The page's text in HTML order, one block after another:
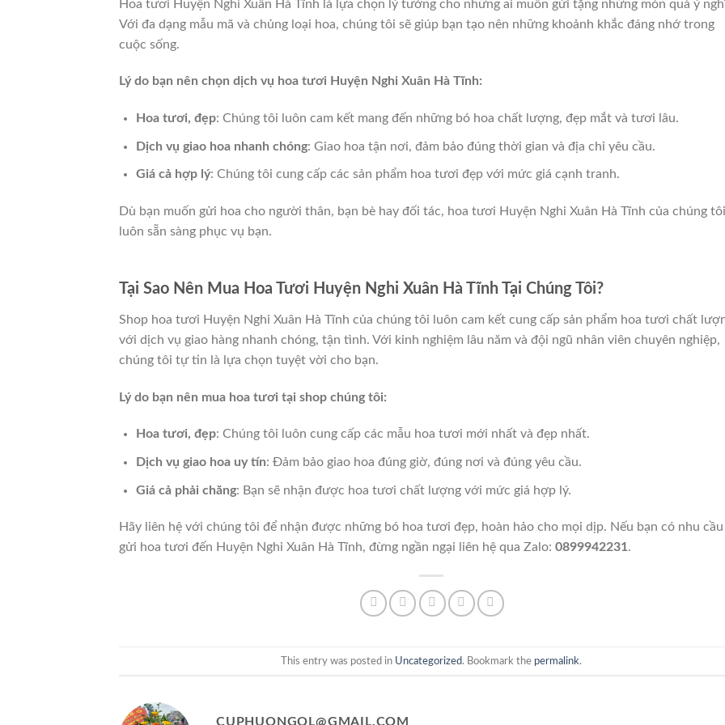
Hoa tươi Huyện Nghi Xuân Hà Tĩnh là lựa chọn lý tưởng cho những ai muốn gửi tặng những món quà ý
Với đa dạng mẫu mã và chủng loại hoa, chúng tôi sẽ giúp bạn tạo nên những khoảnh khắc đáng nhớ trong
cuộc sống.
Lý do bạn nên chọn dịch vụ hoa tươi Huyện Nghi Xuân Hà Tĩnh:
Hoa tươi, đẹp: Chúng tôi luôn cam kết mang đến những bó hoa chất lượng, đẹp mắt và tươi lâu.
Dịch vụ giao hoa nhanh chóng: Giao hoa tận nơi, đảm bảo đúng thời gian và địa chỉ yêu cầu.
Giá cả hợp lý: Chúng tôi cung cấp các sản phẩm hoa tươi đẹp với mức giá cạnh tranh.
Dù bạn muốn gửi hoa cho người thân, bạn bè hay đối tác, hoa tươi Huyện Nghi Xuân Hà Tĩnh của chúng tôi
luôn sẵn sàng phục vụ bạn.
Tại Sao Nên Mua Hoa Tươi Huyện Nghi Xuân Hà Tĩnh Tại Chúng Tôi?
Shop hoa tươi Huyện Nghi Xuân Hà Tĩnh của chúng tôi luôn cam kết cung cấp sản phẩm hoa tươi chất
với dịch vụ giao hàng nhanh chóng, tận tình. Với kinh nghiệm lâu năm và đội ngũ nhân viên chuyên nghiệp,
chúng tôi tự tin là lựa chọn tuyệt vời cho bạn.
Lý do bạn nên mua hoa tươi tại shop chúng tôi:
Hoa tươi, đẹp: Chúng tôi luôn cung cấp các mẫu hoa tươi mới nhất và đẹp nhất.
Dịch vụ giao hoa uy tín: Đảm bảo giao hoa đúng giờ, đúng nơi và đúng yêu cầu.
Giá cả phải chăng: Bạn sẽ nhận được hoa tươi chất lượng với mức giá hợp lý.
Hãy liên hệ với chúng tôi để nhận được những bó hoa tươi đẹp, hoàn hảo cho mọi dịp. Nếu bạn có nhu cầu
gửi hoa tươi đến Huyện Nghi Xuân Hà Tĩnh, đừng ngần ngại liên hệ qua Zalo: 0899942231.
This entry was posted in Uncategorized. Bookmark the permalink.
CUPHUONGQL@GMAIL.COM